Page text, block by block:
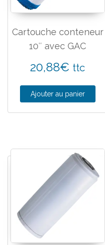
Cartouche conteneur
10″ avec GAC
20,88€ ttc
Ajouter au panier